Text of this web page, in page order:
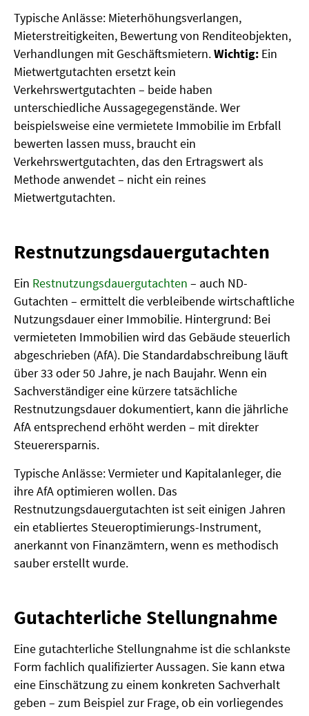
Typische Anlässe: Mieterhöhungsverlangen,
Mieterstreitigkeiten, Bewertung von Renditeobjekten,
Verhandlungen mit Geschäftsmietern.Wichtig: Ein
Mietwertgutachten ersetzt kein
Verkehrswertgutachten – beide haben
unterschiedliche Aussagegegenstände. Wer
beispielsweise eine vermietete Immobilie im Erbfall
bewerten lassen muss, braucht ein
Verkehrswertgutachten, das den Ertragswert als
Methode anwendet – nicht ein reines
Mietwertgutachten.
Restnutzungsdauergutachten
Ein Restnutzungsdauergutachten – auch ND-
Gutachten – ermittelt die verbleibende wirtschaftliche
Nutzungsdauer einer Immobilie. Hintergrund: Bei
vermieteten Immobilien wird das Gebäude steuerlich
abgeschrieben (AfA). Die Standardabschreibung läuft
über 33 oder 50 Jahre, je nach Baujahr. Wenn ein
Sachverständiger eine kürzere tatsächliche
Restnutzungsdauer dokumentiert, kann die jährliche
AfA entsprechend erhöht werden – mit direkter
Steuerersparnis.
Typische Anlässe: Vermieter und Kapitalanleger, die
ihre AfA optimieren wollen. Das
Restnutzungsdauergutachten ist seit einigen Jahren
ein etabliertes Steueroptimierungs-Instrument,
anerkannt von Finanzämtern, wenn es methodisch
sauber erstellt wurde.
Gutachterliche Stellungnahme
Eine gutachterliche Stellungnahme ist die schlankste
Form fachlich qualifizierter Aussagen. Sie kann etwa
eine Einschätzung zu einem konkreten Sachverhalt
geben – zum Beispiel zur Frage, ob ein vorliegendes